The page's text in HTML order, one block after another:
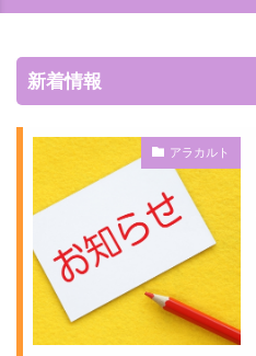
新着情報
アラカルト